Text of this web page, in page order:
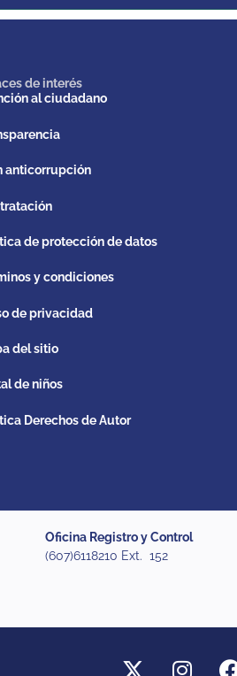
de interés
al ciudadano
anticorrupción
de protección de datos
y condiciones
de privacidad
del sitio
de niños
Derechos de Autor
Oficina Registro y Control
(607)6118210 Ext. 152